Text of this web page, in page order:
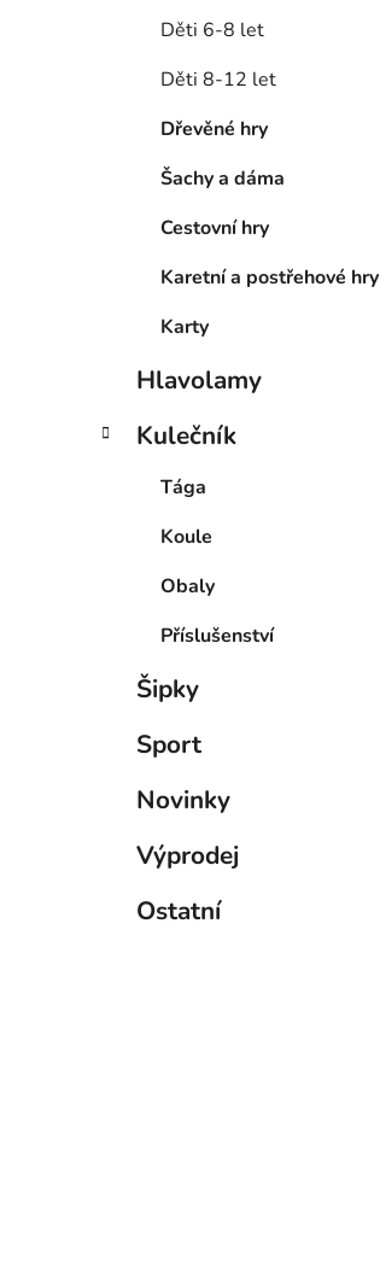
Děti 6-8 let
Děti 8-12 let
Dřevěné hry
Šachy a dáma
Cestovní hry
Karetní a postřehové hry
Karty
Hlavolamy
Kulečník
Tága
Koule
Obaly
Příslušenství
Šipky
Sport
Novinky
Výprodej
Ostatní